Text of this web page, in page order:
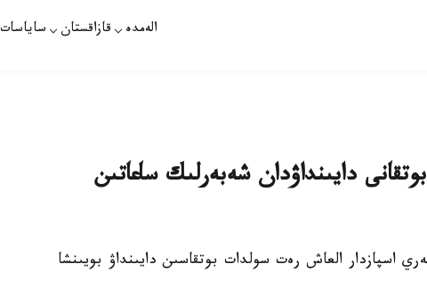
الەمدە قازاقستان ساياسات
بوتقانى دايىنداۋدان شەبەرلىك ساعاتىن
اسپازدار العاش رەت سولدات بوتقاسىن دايىنداۋ بويىنشا